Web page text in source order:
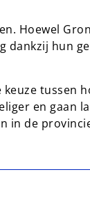
Hoewel
dankzij hun
keuze tussen
en gaan
in de